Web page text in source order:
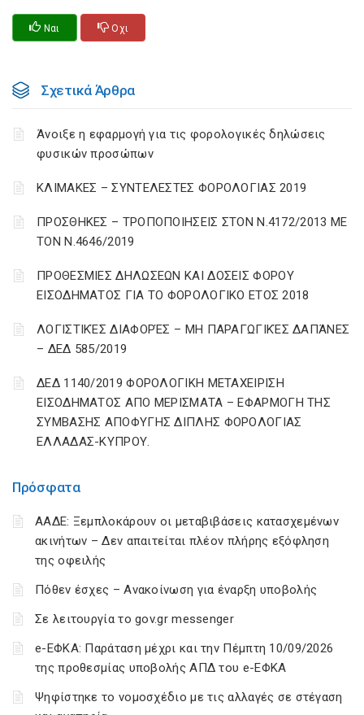
Πρόσφατα
ΑΑΔΕ: Ξεμπλοκάρουν οι μεταβιβάσεις κατασχεμένων
ακινήτων – Δεν απαιτείται πλέον πλήρης εξόφληση
της οφειλής
Πόθεν έσχες – Ανακοίνωση για έναρξη υποβολής
Σε λειτουργία το gov.gr messenger
e-ΕΦΚΑ: Παράταση μέχρι και την Πέμπτη 10/09/2026
της προθεσμίας υποβολής ΑΠΔ του e-ΕΦΚΑ
Ψηφίστηκε το νομοσχέδιο με τις αλλαγές σε στέγαση
Ναι Οχι
Σχετικά Άρθρα
Άνοιξε η εφαρμογή για τις φορολογικές δηλώσεις
φυσικών προσώπων
ΚΛΙΜΑΚΕΣ – ΣΥΝΤΕΛΕΣΤΕΣ ΦΟΡΟΛΟΓΙΑΣ 2019
ΠΡΟΣΘΗΚΕΣ – ΤΡΟΠΟΠΟΙΗΣΕΙΣ ΣΤΟΝ Ν.4172/2013 ΜΕ
ΤΟΝ Ν.4646/2019
ΠΡΟΘΕΣΜΙΕΣ ΔΗΛΩΣΕΩΝ ΚΑΙ ΔΟΣΕΙΣ ΦΟΡΟΥ
ΕΙΣΟΔΗΜΑΤΟΣ ΓΙΑ ΤΟ ΦΟΡΟΛΟΓΙΚΟ ΕΤΟΣ 2018
ΛΟΓΙΣΤΙΚΈΣ ΔΙΑΦΟΡΈΣ – ΜΗ ΠΑΡΑΓΩΓΙΚΈΣ ΔΑΠΆΝΕΣ
– ΔΕΔ 585/2019
ΔΕΔ 1140/2019 ΦΟΡΟΛΟΓΙΚΗ ΜΕΤΑΧΕΙΡΙΣΗ
ΕΙΣΟΔΗΜΑΤΟΣ ΑΠΟ ΜΕΡΙΣΜΑΤΑ – ΕΦΑΡΜΟΓΗ ΤΗΣ
ΣΥΜΒΑΣΗΣ ΑΠΟΦΥΓΗΣ ΔΙΠΛΗΣ ΦΟΡΟΛΟΓΙΑΣ
ΕΛΛΑΔΑΣ-ΚΥΠΡΟΥ.